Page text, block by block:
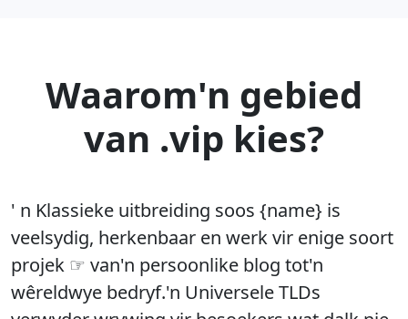
Waarom'n gebied
van .vip kies?
' n Klassieke uitbreiding soos {name} is
veelsydig, herkenbaar en werk vir enige soort
projek ☞ van'n persoonlike blog tot'n
wêreldwye bedryf.'n Universele TLDs